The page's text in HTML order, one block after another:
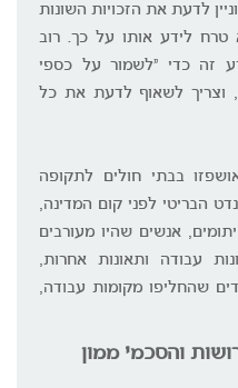
לדעת את הזכויות השונות
טרח לידע אותו על כך. רוב
זה כדי "לשמור על כספי
וצריך לשאוף לדעת את כל
בבתי חולים לתקופה
הבריטי לפני קום המדינה,
אנשים שהיו מעורבים
עבודה ותאונות אחרות,
שהחליפו מקומות עבודה,
והסכמי ממון